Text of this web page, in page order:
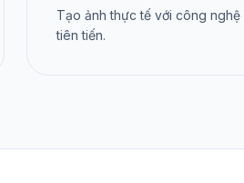
Tạo ảnh thực tế với công nghệ
tiên tiến.